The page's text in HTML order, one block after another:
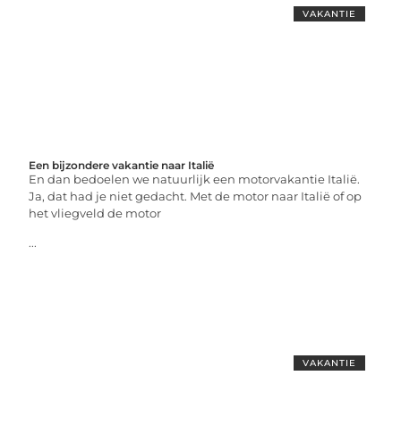
VAKANTIE
Een bijzondere vakantie naar Italië
En dan bedoelen we natuurlijk een motorvakantie Italië.
Ja, dat had je niet gedacht. Met de motor naar Italië of op
het vliegveld de motor
...
VAKANTIE